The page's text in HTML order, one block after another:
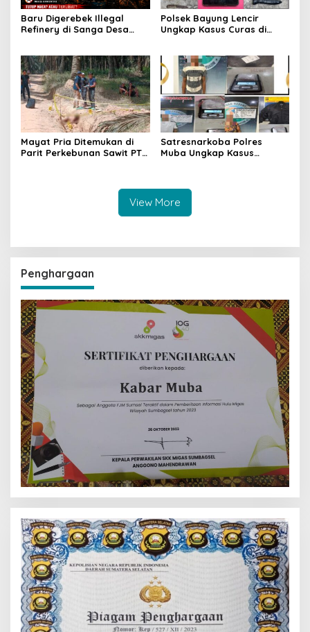
Baru Digerebek Illegal
Refinery di Sanga Desa
Polsek Bayung Lencir
Ungkap Kasus Curas di
Masih Diburu
Mayat Pria Ditemukan di
Parit Perkebunan Sawit PT
Satresnarkoba Polres
Muba Ungkap Kasus
View More
Penghargaan